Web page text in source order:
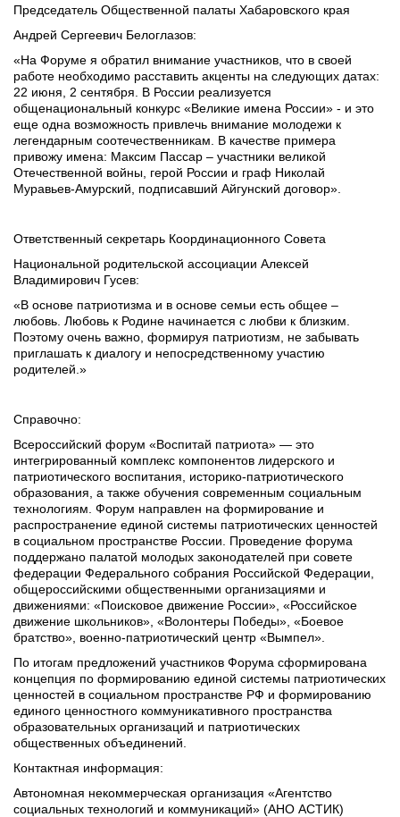
Председатель Общественной палаты Хабаровского края
Андрей Сергеевич Белоглазов:
«На Форуме я обратил внимание участников, что в своей
работе необходимо расставить акценты на следующих датах:
22 июня, 2 сентября. В России реализуется
общенациональный конкурс «Великие имена России» - и это
еще одна возможность привлечь внимание молодежи к
легендарным соотечественникам. В качестве примера
привожу имена: Максим Пассар – участники великой
Отечественной войны, герой России и граф Николай
Муравьев-Амурский, подписавший Айгунский договор».
Ответственный секретарь Координационного Совета
Национальной родительской ассоциации Алексей
Владимирович Гусев:
«В основе патриотизма и в основе семьи есть общее –
любовь. Любовь к Родине начинается с любви к близким.
Поэтому очень важно, формируя патриотизм, не забывать
приглашать к диалогу и непосредственному участию
родителей.»
Справочно:
Всероссийский форум «Воспитай патриота» — это
интегрированный комплекс компонентов лидерского и
патриотического воспитания, историко-патриотического
образования, а также обучения современным социальным
технологиям. Форум направлен на формирование и
распространение единой системы патриотических ценностей
в социальном пространстве России. Проведение форума
поддержано палатой молодых законодателей при совете
федерации Федерального собрания Российской Федерации,
общероссийскими общественными организациями и
движениями: «Поисковое движение России», «Российское
движение школьников», «Волонтеры Победы», «Боевое
братство», военно-патриотический центр «Вымпел».
По итогам предложений участников Форума сформирована
концепция по формированию единой системы патриотических
ценностей в социальном пространстве РФ и формированию
единого ценностного коммуникативного пространства
образовательных организаций и патриотических
общественных объединений.
Контактная информация:
Автономная некоммерческая организация «Агентство
социальных технологий и коммуникаций» (АНО АСТИК)